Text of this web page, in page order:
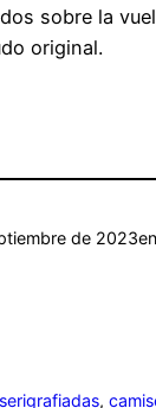
sobre la
original.
de 2023en
,